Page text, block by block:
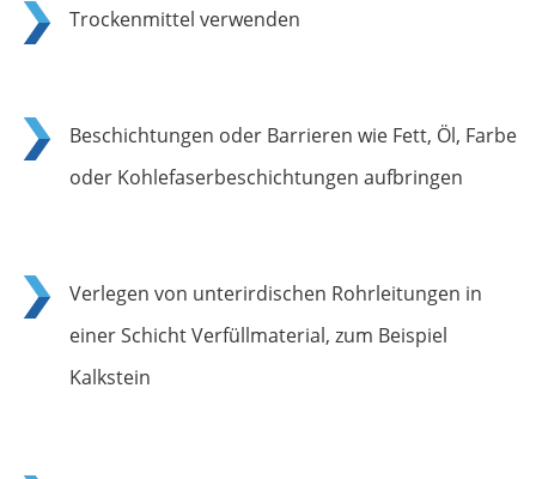
Trockenmittel verwenden
Beschichtungen oder Barrieren wie Fett, Öl, Farbe
oder Kohlefaserbeschichtungen aufbringen
Verlegen von unterirdischen Rohrleitungen in
einer Schicht Verfüllmaterial, zum Beispiel
Kalkstein